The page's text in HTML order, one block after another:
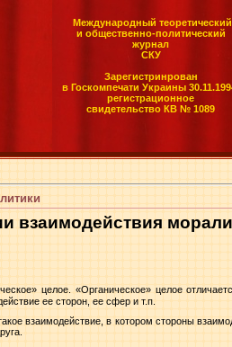
Международный теоретический
и общественно-политический
журнал
СКУ
Зарегистринрован
в Госкомпечати Украины
регистрационное
свидетельство КВ № 1089
взаимодействия
целое. «Органическое» целое
ее сторон, ее сфер и т.п.
взаимодействие, в котором стороны